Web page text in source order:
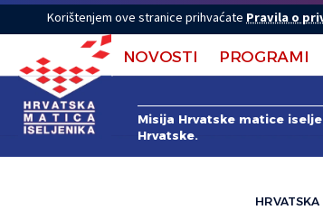
Korištenjem ove stranice prihvaćate Pravila o
NOVOSTI PROGRAMI
Misija Hrvatske matice
Hrvatske.